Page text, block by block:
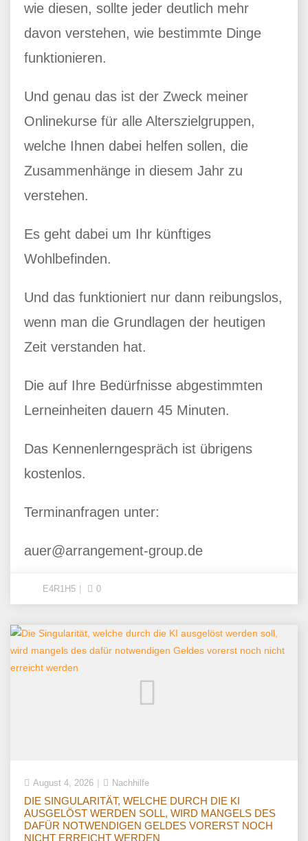
wie diesen, sollte jeder deutlich mehr
davon verstehen, wie bestimmte Dinge
funktionieren.
Und genau das ist der Zweck meiner
Onlinekurse für alle Alterszielgruppen,
welche Ihnen dabei helfen sollen, die
Zusammenhänge in diesem Jahr zu
verstehen.
Es geht dabei um Ihr künftiges
Wohlbefinden.
Und das funktioniert nur dann reibungslos,
wenn man die Grundlagen der heutigen
Zeit verstanden hat.
Die auf Ihre Bedürfnisse abgestimmten
Lerneinheiten dauern 45 Minuten.
Das Kennenlerngespräch ist übrigens
kostenlos.
Terminanfragen unter:
auer@arrangement-group.de
E4R1H5 0
August 4, 2026 Nachhilfe
DIE SINGULARITÄT, WELCHE DURCH DIE KI
AUSGELÖST WERDEN SOLL, WIRD MANGELS DES
DAFÜR NOTWENDIGEN GELDES VORERST NOCH
NICHT ERREICHT WERDEN